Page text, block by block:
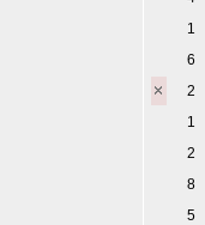
1
6
2
1
2
8
5